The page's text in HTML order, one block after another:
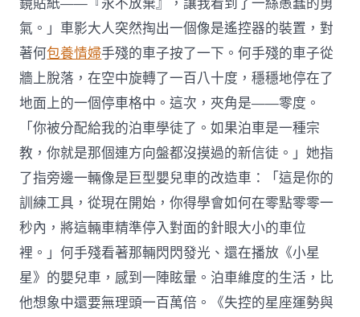
氣。」車影大人突然掏出一個像是遙控器的裝置，對
著何包養情婦手殘的車子按了一下。何手殘的車子從
牆上脫落，在空中旋轉了一百八十度，穩穩地停在了
地面上的一個停車格中。這次，夾角是——零度。
「你被分配給我的泊車學徒了。如果泊車是一種宗
教，你就是那個連方向盤都沒摸過的新信徒。」她指
了指旁邊一輛像是巨型嬰兒車的改造車：「這是你的
訓練工具，從現在開始，你得學會如何在零點零零一
秒內，將這輛車精準停入對面的針眼大小的車位
裡。」何手殘看著那輛閃閃發光、還在播放《小星
星》的嬰兒車，感到一陣眩暈。泊車維度的生活，比
他想象中還要無理頭一百萬倍。《失控的星座運勢與